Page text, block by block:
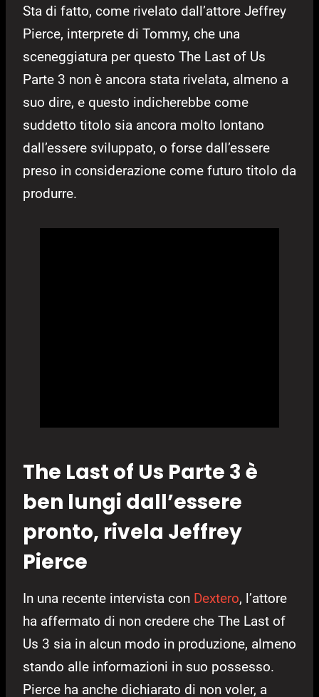
Sta di fatto, come rivelato dall’attore Jeffrey
Pierce, interprete di Tommy, che una
sceneggiatura per questo The Last of Us
Parte 3 non è ancora stata rivelata, almeno a
suo dire, e questo indicherebbe come
suddetto titolo sia ancora molto lontano
dall’essere sviluppato, o forse dall’essere
preso in considerazione come futuro titolo da
produrre.
The Last of Us Parte 3 è
ben lungi dall’essere
pronto, rivela Jeffrey
Pierce
In una recente intervista con Dextero, l’attore
ha affermato di non credere che The Last of
Us 3 sia in alcun modo in produzione, almeno
stando alle informazioni in suo possesso.
Pierce ha anche dichiarato di non voler, a